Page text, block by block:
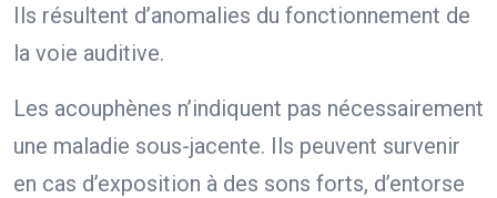
Ils résultent d’anomalies du fonctionnement de
la voie auditive.
Les acouphènes n’indiquent pas nécessairement
une maladie sous-jacente. Ils peuvent survenir
en cas d’exposition à des sons forts, d’entorse